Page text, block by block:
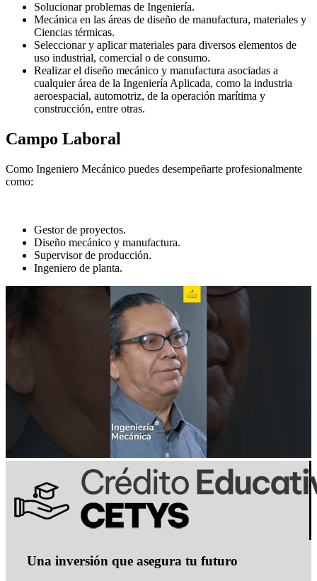
Solucionar problemas de Ingeniería.
Mecánica en las áreas de diseño de manufactura, materiales y
Ciencias térmicas.
Seleccionar y aplicar materiales para diversos elementos de
uso industrial, comercial o de consumo.
Realizar el diseño mecánico y manufactura asociadas a
cualquier área de la Ingeniería Aplicada, como la industria
aeroespacial, automotriz, de la operación marítima y
construcción, entre otras.
Campo Laboral
Como Ingeniero Mecánico puedes desempeñarte profesionalmente
como:
Gestor de proyectos.
Diseño mecánico y manufactura.
Supervisor de producción.
Ingeniero de planta.
Una inversión que asegura tu futuro